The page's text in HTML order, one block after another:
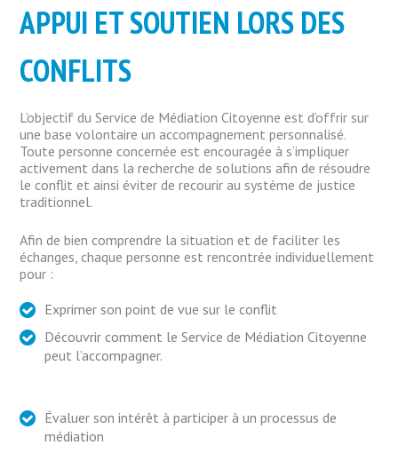
APPUI ET SOUTIEN LORS DES
CONFLITS
L’objectif du Service de Médiation Citoyenne est d’offrir sur
une base volontaire un accompagnement personnalisé.
Toute personne concernée est encouragée à s’impliquer
activement dans la recherche de solutions afin de résoudre
le conflit et ainsi éviter de recourir au système de justice
traditionnel.
Afin de bien comprendre la situation et de faciliter les
échanges, chaque personne est rencontrée individuellement
pour :
Exprimer son point de vue sur le conflit
Découvrir comment le Service de Médiation Citoyenne
peut l’accompagner.
Évaluer son intérêt à participer à un processus de
médiation